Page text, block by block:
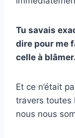
Tu savais
dire pour me
celle à blâmer.
Et ce n’était
travers toutes
nous nous